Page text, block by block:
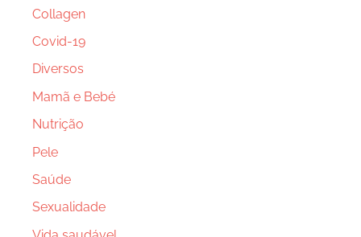
Collagen
Covid-19
Diversos
Mamã e Bebé
Nutrição
Pele
Saúde
Sexualidade